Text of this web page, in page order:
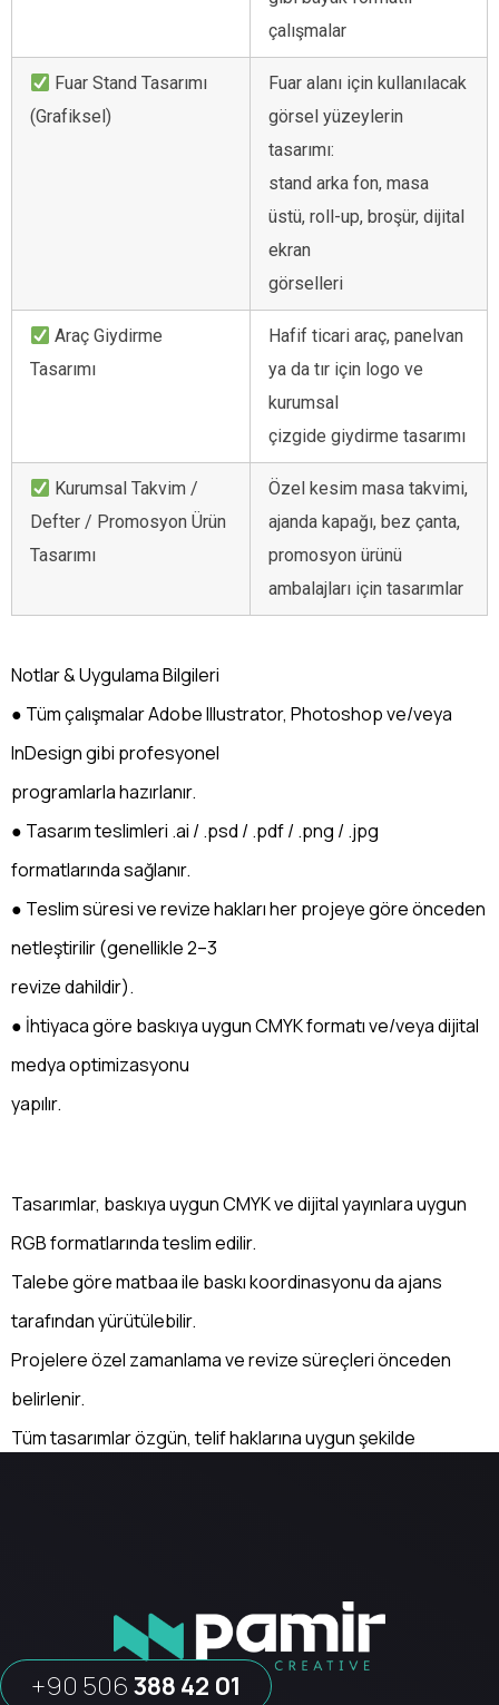
çalışmalar
Fuar Stand Tasarımı
(Grafiksel)
Fuar alanı için kullanılacak
görsel yüzeylerin
tasarımı:
stand arka fon, masa
üstü, roll-up, broşür, dijital
ekran
görselleri
Araç Giydirme
Tasarımı
Hafif ticari araç, panelvan
ya da tır için logo ve
kurumsal
çizgide giydirme tasarımı
Kurumsal Takvim /
Defter / Promosyon Ürün
Tasarımı
Özel kesim masa takvimi,
ajanda kapağı, bez çanta,
promosyon ürünü
ambalajları için tasarımlar
Notlar & Uygulama Bilgileri
● Tüm çalışmalar Adobe Illustrator, Photoshop ve/veya
InDesign gibi profesyonel
programlarla hazırlanır.
● Tasarım teslimleri .ai / .psd / .pdf / .png / .jpg
formatlarında sağlanır.
● Teslim süresi ve revize hakları her projeye göre önceden
netleştirilir (genellikle 2–3
revize dahildir).
● İhtiyaca göre baskıya uygun CMYK formatı ve/veya dijital
medya optimizasyonu
yapılır.
Tasarımlar, baskıya uygun CMYK ve dijital yayınlara uygun
RGB formatlarında teslim edilir.
Talebe göre matbaa ile baskı koordinasyonu da ajans
tarafından yürütülebilir.
Projelere özel zamanlama ve revize süreçleri önceden
belirlenir.
Tüm tasarımlar özgün, telif haklarına uygun şekilde
+90 506 388 42 01